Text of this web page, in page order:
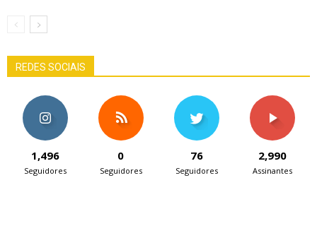
REDES SOCIAIS
1,496
Seguidores
0
Seguidores
76
Seguidores
2,990
Assinantes